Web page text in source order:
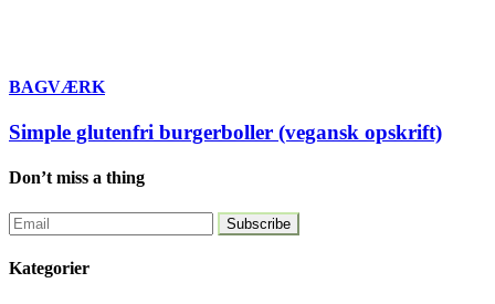
BAGVÆRK
Simple glutenfri burgerboller (vegansk opskrift)
Don’t miss a thing
Kategorier